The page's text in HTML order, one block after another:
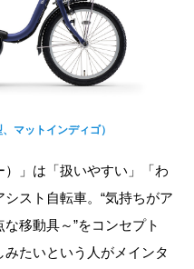
マットインディゴ）
）」は「扱いやすい」「わ
スト自転車。“気持ちがア
移動具～”をコンセプト
たいという人がメインタ